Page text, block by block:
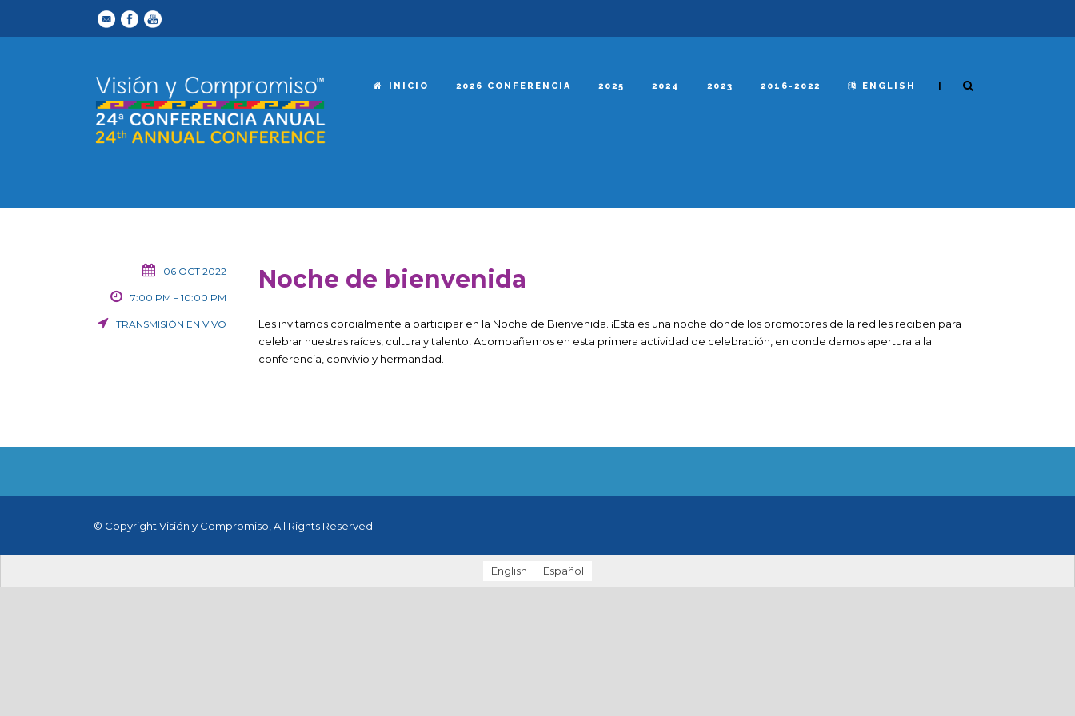
INICIO 2026 CONFERENCIA 2025 2024 2023 2016-2022 ENGLISH |
06 OCT 2022
7:00 PM – 10:00 PM
TRANSMISIÓN EN VIVO
Noche de bienvenida
Les invitamos cordialmente a participar en la Noche de Bienvenida. ¡Esta es una noche donde los promotores de la red les reciben para
celebrar nuestras raíces, cultura y talento! Acompañemos en esta primera actividad de celebración, en donde damos apertura a la
conferencia, convivio y hermandad.
© Copyright Visión y Compromiso, All Rights Reserved
English Español